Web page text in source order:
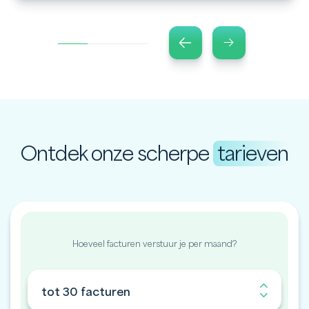
Ontdek onze scherpe tarieven
Hoeveel facturen verstuur je per maand?
tot 30 facturen